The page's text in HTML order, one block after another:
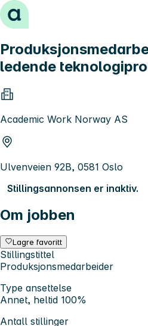
Hopp til innhold
ledende
Academic Work Norway AS
Ulvenveien 92B, 0581 Oslo
Stillingsannonsen er inaktiv.
Om jobben
Lagre favoritt
Stillingstittel
Produksjonsmedarbeider
Type ansettelse
Annet, heltid 100%
Antall stillinger